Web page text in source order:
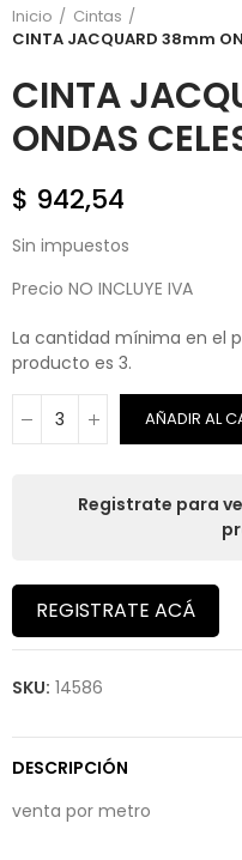
Inicio
Cintas
CINTA JACQUARD 38mm
CINTA
ONDAS
$ 942,54
Sin impuestos
Precio NO INCLUYE IVA
La cantidad mínima en el
producto es 3.
AÑADIR AL
Registrate para
REGISTRATE ACÁ
SKU: 14586
DESCRIPCIÓN
venta por metro